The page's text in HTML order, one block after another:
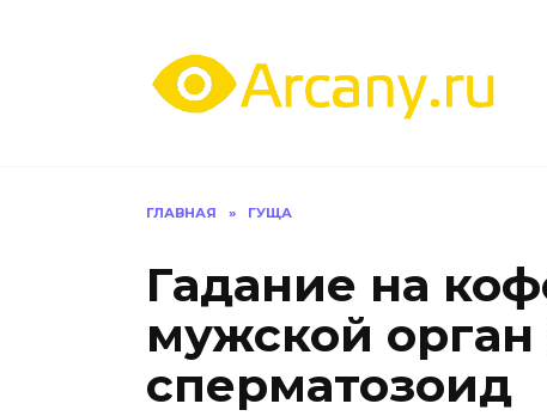
ГЛАВНАЯ » ГУЩА
Гадание на
мужской орган
сперматозоид